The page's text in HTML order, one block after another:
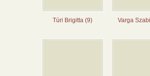
Túri Brigitta (9) Varga